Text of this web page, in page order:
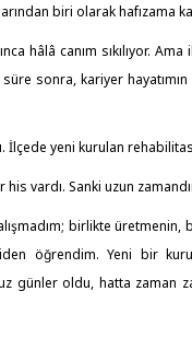
biri olarak hafızama
hâlâ canım sıkılıyor.
sonra, kariyer hayatımın
İlçede yeni kurulan
vardı. Sanki uzun
birlikte
öğrendim. Yeni bir
günler oldu, hatta zaman